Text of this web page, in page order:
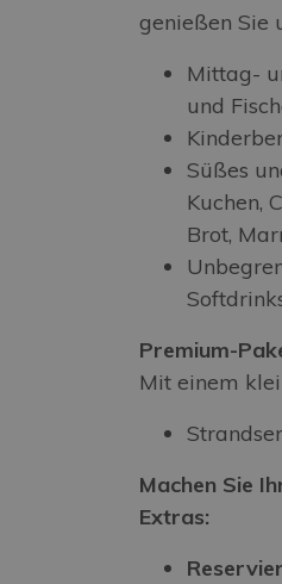
genießen Sie
Mittag-
und
Süßes
Kuchen,
Brot,
Premium-
Mit einem
Machen Sie
Extras: